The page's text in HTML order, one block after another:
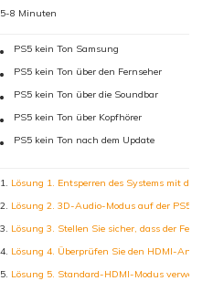
5-8 Minuten
PS5 kein Ton Samsung
PS5 kein Ton über den Fernseher
PS5 kein Ton über die Soundbar
PS5 kein Ton über Kopfhörer
PS5 kein Ton nach dem Update
Lösung 1. Entsperren des Systems mit dem
Lösung 2. 3D-Audio-Modus auf der PS5
Lösung 3. Stellen Sie sicher, dass der
Lösung 4. Überprüfen Sie den HDMI-
Lösung 5. Standard-HDMI-Modus